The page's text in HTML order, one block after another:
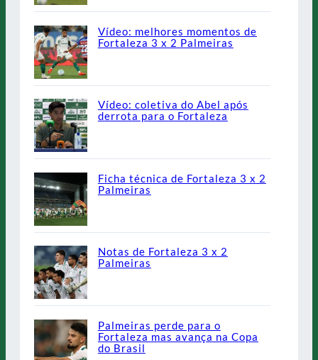
Vídeo: melhores momentos de
Fortaleza 3 x 2 Palmeiras
Vídeo: coletiva do Abel após
derrota para o Fortaleza
Ficha técnica de Fortaleza 3 x 2
Palmeiras
Notas de Fortaleza 3 x 2
Palmeiras
Palmeiras perde para o
Fortaleza mas avança na Copa
do Brasil